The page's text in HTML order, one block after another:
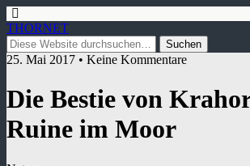
THORNET
25. Mai 2017 • Keine Kommentare
Die Bestie von
Ruine im Moor